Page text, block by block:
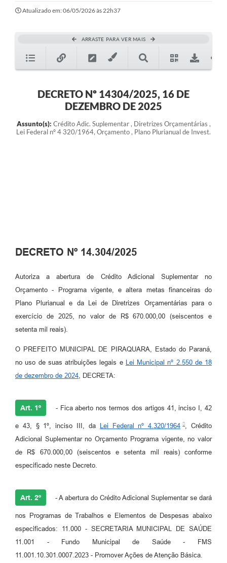
Atualizado em: 06/05/2026 às 22h37
ARRASTE PARA VER MAIS
DECRETO Nº 14304/2025, 16 DE
DEZEMBRO DE 2025
Assunto(s): Crédito Adic. Suplementar , Diretrizes Orçamentárias ,
Lei Federal nº 4 320/1964, Orçamento , Plano Plurianual de Invest.
DECRETO Nº 14.304/2025
Autoriza a abertura de Crédito Adicional Suplementar no
Orçamento - Programa vigente, e altera metas financeiras do
Plano Plurianual e da Lei de Diretrizes Orçamentárias para o
exercício de 2025, no valor de R$ 670.000,00 (seiscentos e
setenta mil reais).
O PREFEITO MUNICIPAL DE PIRAQUARA, Estado do Paraná,
no uso de suas atribuições legais e Lei Municipal nº 2.550 de 18
de dezembro de 2024, DECRETA:
Art. 1º - Fica aberto nos termos dos artigos 41, inciso I, 42
e 43, § 1º, inciso III, da Lei Federal nº 4.320/1964
, Crédito
Adicional Suplementar no Orçamento Programa vigente, no valor
de R$ 670.000,00 (seiscentos e setenta mil reais) conforme
especificado neste Decreto.
Art. 2º - A abertura do Crédito Adicional Suplementar se dará
nos Programas de Trabalhos e Elementos de Despesas abaixo
especificados: 11.000 - SECRETARIA MUNICIPAL DE SAÚDE
11.001 - Fundo Municipal de Saúde - FMS
11.001.10.301.0007.2023 - Promover Ações de Atenção Básica.